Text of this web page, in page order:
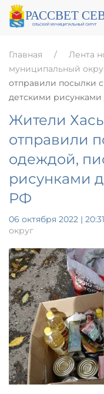
Главная Лента
муниципальный
отправили посылки
детскими
Жители
отправили
одеждой,
рисунками
РФ
06 октября 2022 | 20:31
округ